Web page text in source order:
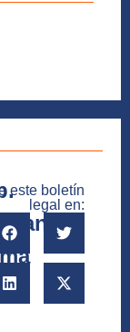
este boletín
legal en: